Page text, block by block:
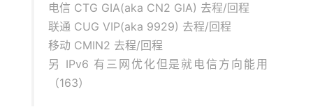
电信 CTG GIA(aka CN2 GIA) 去程/回程
联通 CUG VIP(aka 9929) 去程/回程
移动 CMIN2 去程/回程
另 IPv6 有三网优化但是就电信方向能用
（163）